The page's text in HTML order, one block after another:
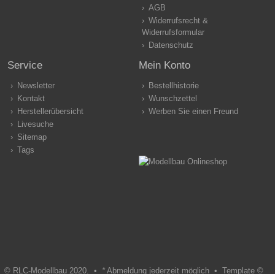
AGB
Widerrufsrecht &
Widerrufsformular
Datenschutz
Service
Newsletter
Kontakt
Herstellerübersicht
Livesuche
Sitemap
Tags
Mein Konto
Bestellhistorie
Wunschzettel
Werben Sie einen Freund
© RLC-Modellbau 2020. • *Abmeldung jederzeit möglich • Template ©